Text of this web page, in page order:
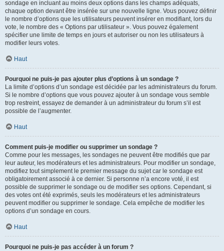
sondage en incluant au moins deux options dans les champs adéquats,
chaque option devant être insérée sur une nouvelle ligne. Vous pouvez définir
le nombre d’options que les utilisateurs peuvent insérer en modifiant, lors du
vote, le nombre des « Options par utilisateur ». Vous pouvez également
spécifier une limite de temps en jours et autoriser ou non les utilisateurs à
modifier leurs votes.
Haut
Pourquoi ne puis-je pas ajouter plus d’options à un sondage ?
La limite d’options d’un sondage est décidée par les administrateurs du forum.
Si le nombre d’options que vous pouvez ajouter à un sondage vous semble
trop restreint, essayez de demander à un administrateur du forum s’il est
possible de l’augmenter.
Haut
Comment puis-je modifier ou supprimer un sondage ?
Comme pour les messages, les sondages ne peuvent être modifiés que par
leur auteur, les modérateurs et les administrateurs. Pour modifier un sondage,
modifiez tout simplement le premier message du sujet car le sondage est
obligatoirement associé à ce dernier. Si personne n’a encore voté, il est
possible de supprimer le sondage ou de modifier ses options. Cependant, si
des votes ont été exprimés, seuls les modérateurs et les administrateurs
peuvent modifier ou supprimer le sondage. Cela empêche de modifier les
options d’un sondage en cours.
Haut
Pourquoi ne puis-je pas accéder à un forum ?